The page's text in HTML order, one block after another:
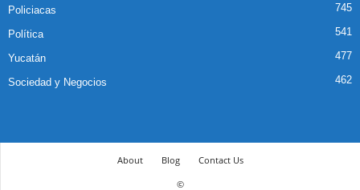
Policiacas 745
Política 541
Yucatán 477
Sociedad y Negocios 462
About Blog
Contact Us
©